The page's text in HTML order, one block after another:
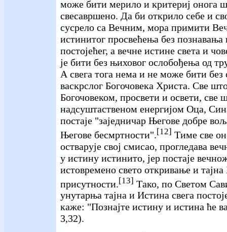
може бити мерило и критериј онога
свесавршено. Да би открило себе и
сусрело са Вечним, мора примити
истинитог просвећења без познавања
постојећег, а вечне истине света и
је бити без њиховог ослобођења од
А свега тога нема и не може бити без
васкрслог Богочовека Христа. Све
Богочовеком, просвети и освети, све
надсуштаственом енергијом Оца,
постаје "заједничар Његове добре
Његове бесмртности".[12] Тиме све
остварује свој смисао, прогледава
у истину истинито, јер постаје
истовремено свето откривање и
присутности. [13] Тако, по Светом
унутарња тајна и Истина свега
каже: "Познајте истину и истина ће
3,32).